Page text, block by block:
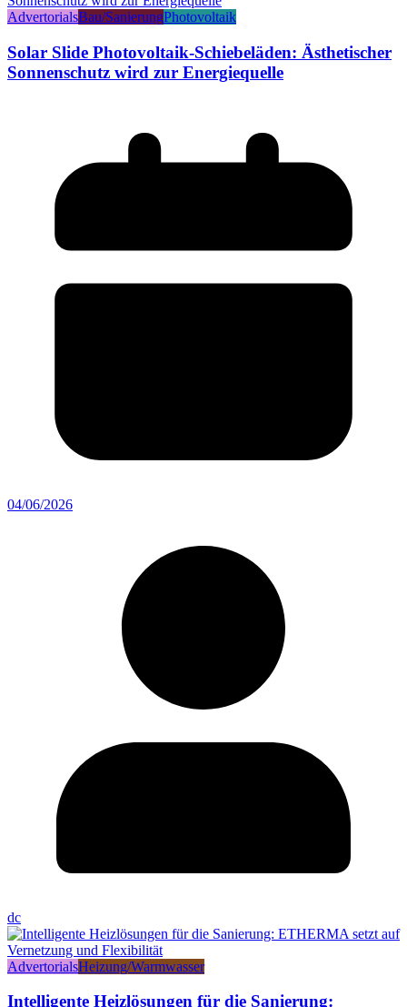
AdvertorialsBau/SanierungPhotovoltaik
Solar Slide Photovoltaik-Schiebeläden: Ästhetischer
Sonnenschutz wird zur Energiequelle
04/06/2026
dc
AdvertorialsHeizung/Warmwasser
Intelligente Heizlösungen für die Sanierung: